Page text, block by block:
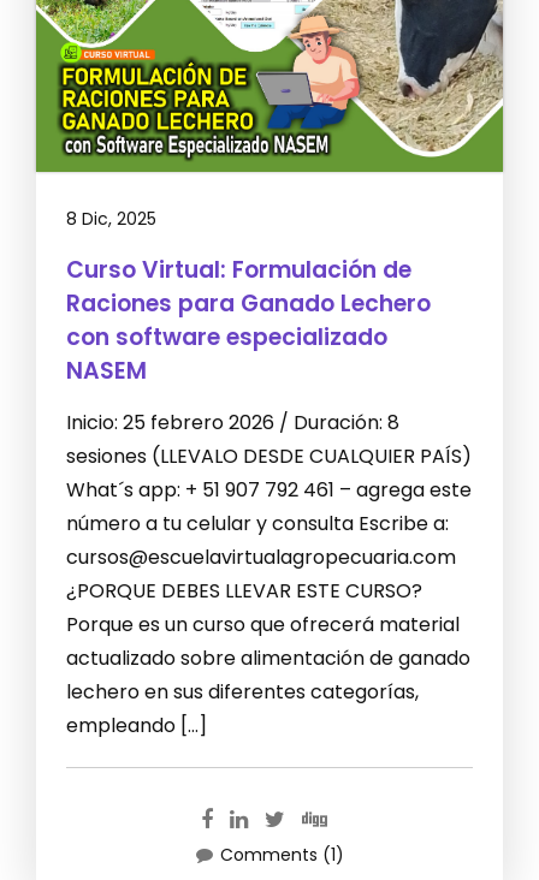
8 Dic, 2025
Curso Virtual: Formulación de
Raciones para Ganado Lechero
con software especializado
NASEM
Inicio: 25 febrero 2026 / Duración: 8
sesiones (LLEVALO DESDE CUALQUIER PAÍS)
What´s app: + 51 907 792 461 – agrega este
número a tu celular y consulta Escribe a:
cursos@escuelavirtualagropecuaria.com
¿PORQUE DEBES LLEVAR ESTE CURSO?
Porque es un curso que ofrecerá material
actualizado sobre alimentación de ganado
lechero en sus diferentes categorías,
empleando […]
Comments (1)